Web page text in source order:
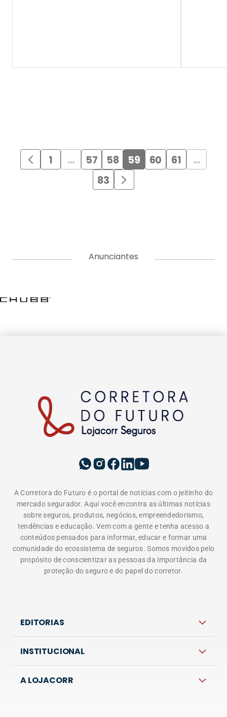
1 … 57 58 59 60 61
…
83
Anunciantes
A Corretora do Futuro é o portal de notícias com o jeitinho do
mercado segurador. Aqui você encontra as últimas notícias
sobre seguros, produtos, negócios, empreendedorismo,
tendências e educação. Vem com a gente e tenha acesso a
conteúdos pensados para informar, educar e formar uma
comunidade do ecossistema de seguros. Somos movidos pelo
propósito de conscientizar as pessoas da importância da
proteção do seguro e do papel do corretor.
EDITORIAS
INSTITUCIONAL
A LOJACORR